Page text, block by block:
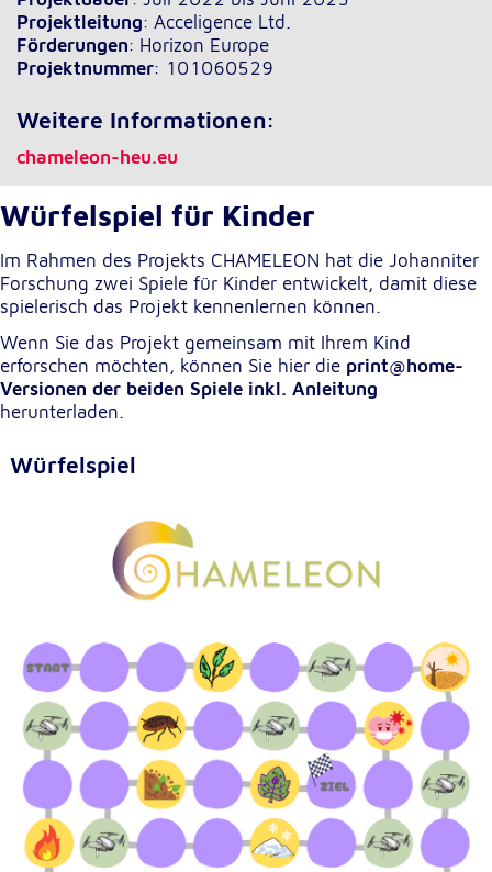
Projektleitung: Acceligence Ltd.
Förderungen: Horizon Europe
Projektnummer: 101060529
Weitere Informationen:
chameleon-heu.eu
Würfelspiel für Kinder
Im Rahmen des Projekts CHAMELEON hat die Johanniter
Forschung zwei Spiele für Kinder entwickelt, damit diese
spielerisch das Projekt kennenlernen können.
Wenn Sie das Projekt gemeinsam mit Ihrem Kind
erforschen möchten, können Sie hier die print@home-
Versionen der beiden Spiele inkl. Anleitung
herunterladen.
Würfelspiel